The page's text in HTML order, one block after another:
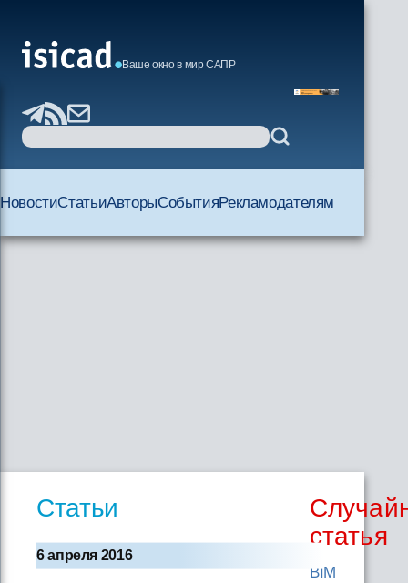
Ваше окно в мир САПР
НовостиСтатьиАвторыСобытияРекламодателям
Статьи
6 апреля 2016
статья
BIM